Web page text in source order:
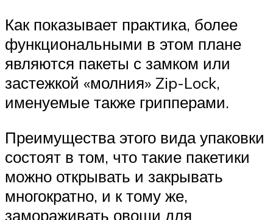
Как показывает практика, более
функциональными в этом плане
являются пакеты с замком или
застежкой «молния» Zip-Lock,
именуемые также грипперами.
Преимущества этого вида упаковки
состоят в том, что такие пакетики
можно открывать и закрывать
многократно, и к тому же,
замораживать овощи для